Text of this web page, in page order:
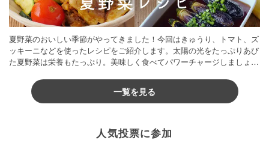
夏野菜のおいしい季節がやってきました！今回はきゅうり、トマト、ズ
ッキーニなどを使ったレシピをご紹介します。太陽の光をたっぷりあび
た夏野菜は栄養もたっぷり。美味しく食べてパワーチャージしましょう
一覧を見る
人気投票に参加